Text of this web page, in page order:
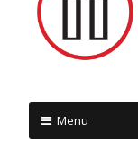
Menu